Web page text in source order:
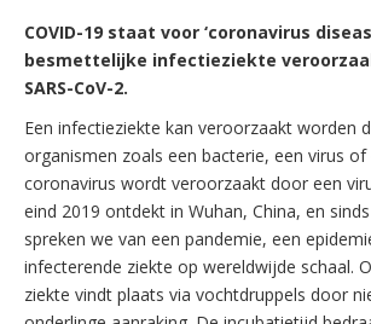
COVID-19 staat voor ‘coronavirus
besmettelijke infectieziekte
SARS-CoV-2.
Een infectieziekte kan veroorzaakt worden
organismen zoals een bacterie, een virus
coronavirus wordt veroorzaakt door een
eind 2019 ontdekt in Wuhan, China, en
spreken we van een pandemie, een
infecterende ziekte op wereldwijde schaal.
ziekte vindt plaats via vochtdruppels door